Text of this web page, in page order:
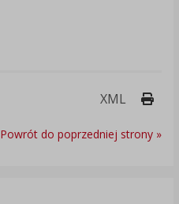
XML
Powrót do poprzedniej strony »